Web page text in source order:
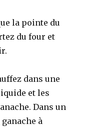
la pointe du
du four et
dans une
et les
Dans un
à